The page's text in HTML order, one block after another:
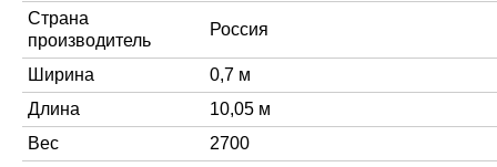
Страна
производитель
Россия
Ширина
0,7 м
Длина
10,05 м
Вес
2700